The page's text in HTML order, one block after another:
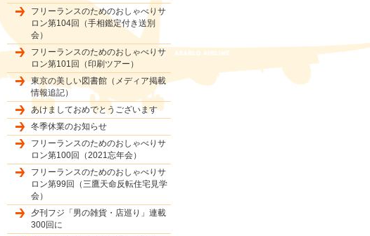
フリーランスのためのおしゃべりサ
ロン第104回（手相鑑定付き送別
会）
フリーランスのためのおしゃべりサ
ロン第101回（印刷ツアー）
東京の美しい図書館（メディア掲載
情報追記）
あけましておめでとうございます
冬季休業のお知らせ
フリーランスのためのおしゃべりサ
ロン第100回（2021忘年会）
フリーランスのためのおしゃべりサ
ロン第99回（三鷹天命反転住宅見学
会）
夕刊フジ「男の雑貨・店巡り」連載
300回に